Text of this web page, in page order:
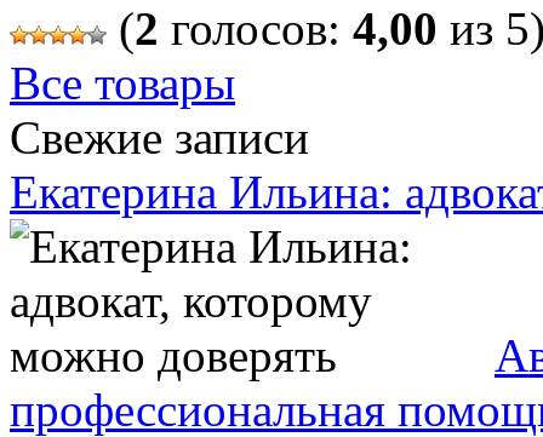
(2 голосов: 4,00 из
Все товары
Свежие записи
Екатерина Ильина:
профессиональная